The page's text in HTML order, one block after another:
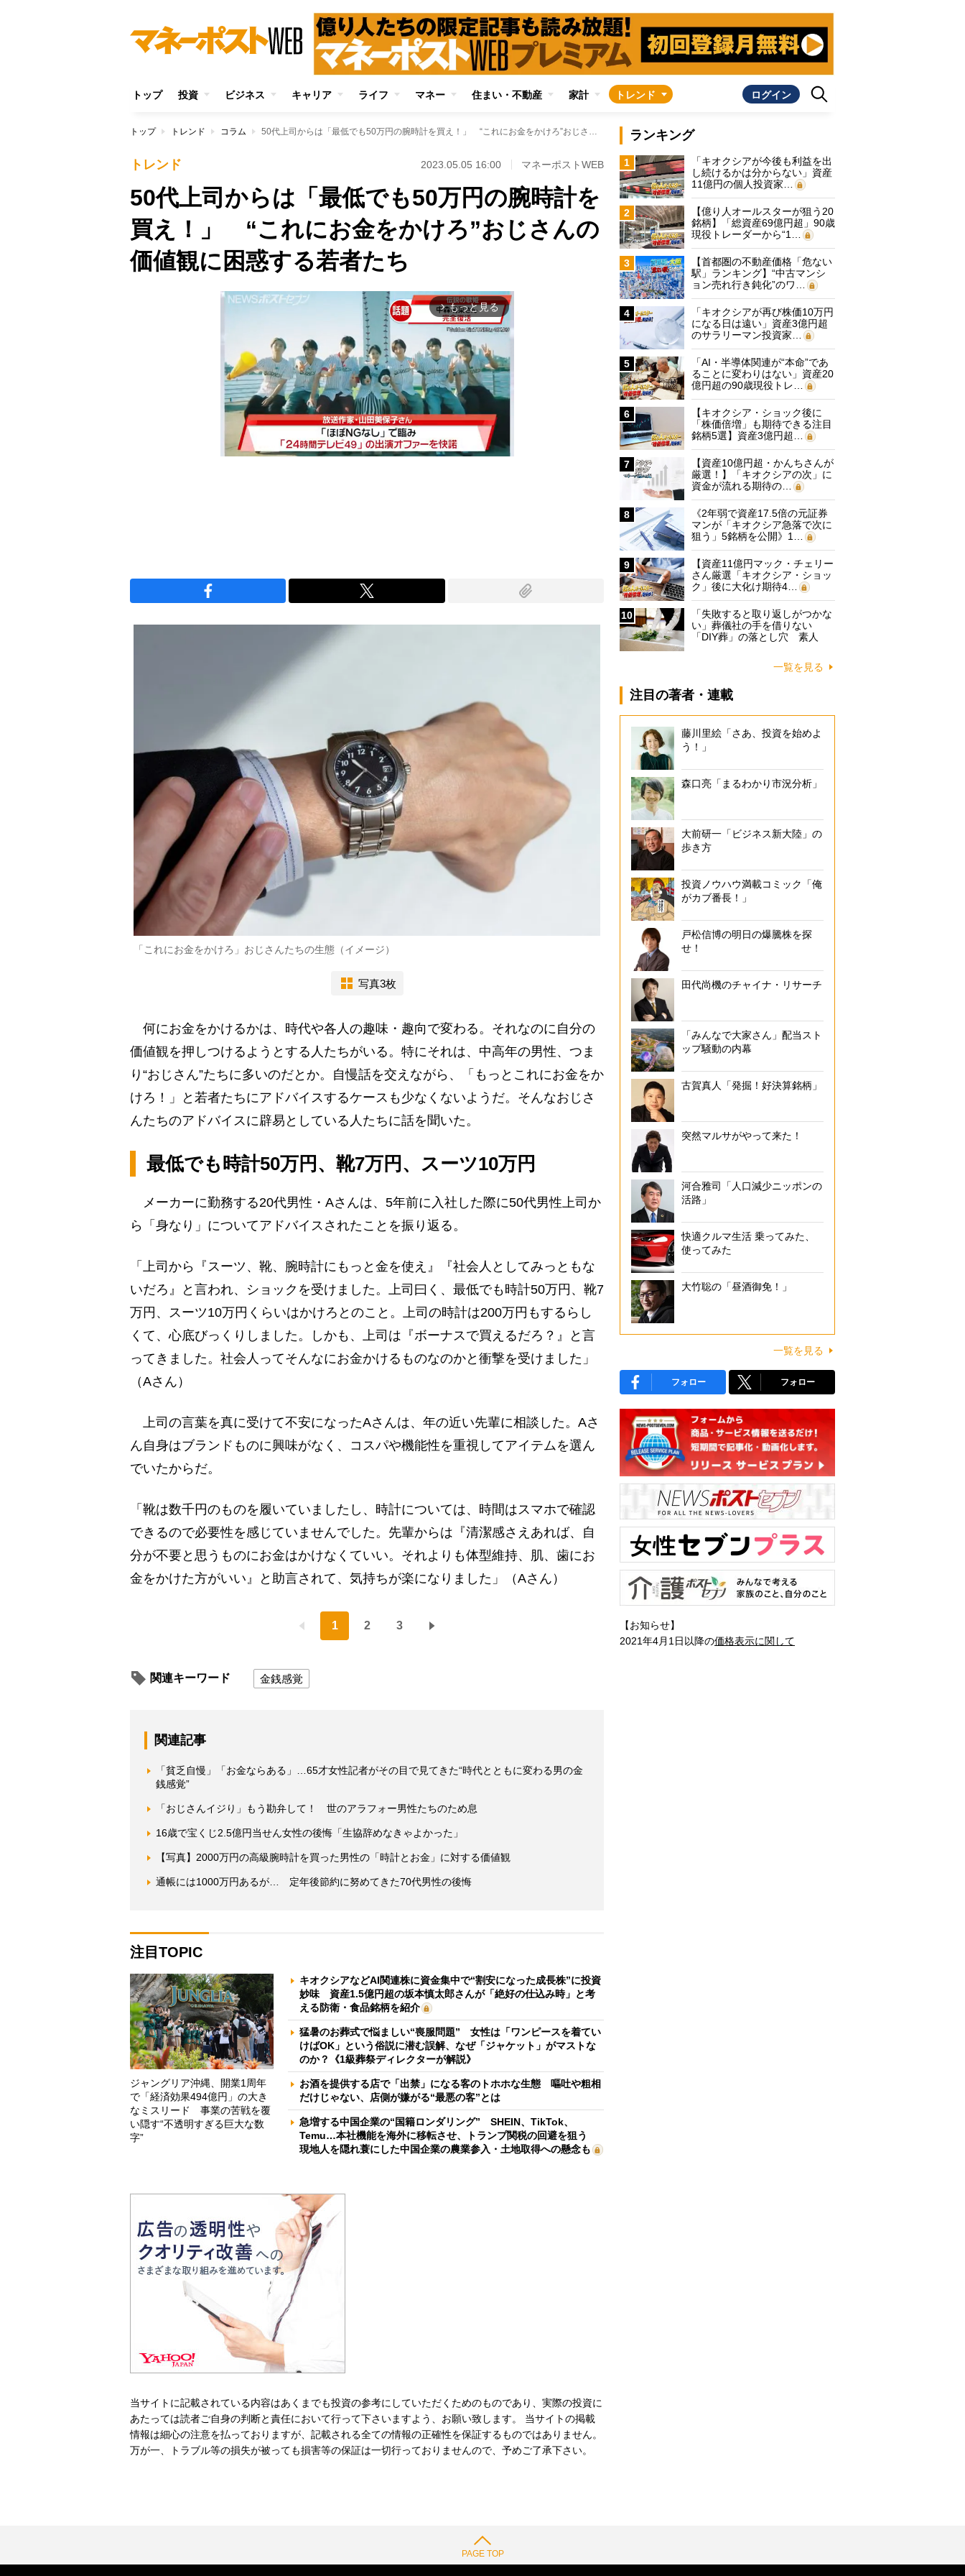
トップ 投資 ビジネス キャリア ライフ マネー 住まい・不動産 家計 トレンド ログイン
トップ トレンド コラム 50代上司からは「最低でも50万円の腕時計を買え！」 “これにお金をかけろ”おじさんの価値観に困惑する若者たち
トレンド 2023.05.05 16:00 マネーポストWEB
50代上司からは「最低でも50万円の腕時計を
買え！」 “これにお金をかけろ”おじさんの
価値観に困惑する若者たち
arrow_forward_ios もっと見る
「これにお金をかけろ」おじさんたちの生態（イメージ）
写真3枚
何にお金をかけるかは、時代や各人の趣味・趣向で変わる。それなのに自分の
価値観を押しつけるようとする人たちがいる。特にそれは、中高年の男性、つま
り“おじさん”たちに多いのだとか。自慢話を交えながら、「もっとこれにお金をか
けろ！」と若者たちにアドバイスするケースも少なくないようだ。そんなおじさ
んたちのアドバイスに辟易としている人たちに話を聞いた。
最低でも時計50万円、靴7万円、スーツ10万円
メーカーに勤務する20代男性・Aさんは、5年前に入社した際に50代男性上司か
ら「身なり」についてアドバイスされたことを振り返る。
「上司から『スーツ、靴、腕時計にもっと金を使え』『社会人としてみっともな
いだろ』と言われ、ショックを受けました。上司曰く、最低でも時計50万円、靴7
万円、スーツ10万円くらいはかけろとのこと。上司の時計は200万円もするらし
くて、心底びっくりしました。しかも、上司は『ボーナスで買えるだろ？』と言
ってきました。社会人ってそんなにお金かけるものなのかと衝撃を受けました」
（Aさん）
上司の言葉を真に受けて不安になったAさんは、年の近い先輩に相談した。Aさ
ん自身はブランドものに興味がなく、コスパや機能性を重視してアイテムを選ん
でいたからだ。
「靴は数千円のものを履いていましたし、時計については、時間はスマホで確認
できるので必要性を感じていませんでした。先輩からは『清潔感さえあれば、自
分が不要と思うものにお金はかけなくていい。それよりも体型維持、肌、歯にお
金をかけた方がいい』と助言されて、気持ちが楽になりました」（Aさん）
1 2 3
関連キーワード 金銭感覚
関連記事
「貧乏自慢」「お金ならある」…65才女性記者がその目で見てきた“時代とともに変わる男の金
銭感覚”
「おじさんイジり」もう勘弁して！ 世のアラフォー男性たちのため息
16歳で宝くじ2.5億円当せん女性の後悔「生協辞めなきゃよかった」
【写真】2000万円の高級腕時計を買った男性の「時計とお金」に対する価値観
通帳には1000万円あるが… 定年後節約に努めてきた70代男性の後悔
注目TOPIC
ジャングリア沖縄、開業1周年
で「経済効果494億円」の大き
なミスリード 事業の苦戦を覆
い隠す“不透明すぎる巨大な数
字”
キオクシアなどAI関連株に資金集中で“割安になった成長株”に投資
妙味 資産1.5億円超の坂本慎太郎さんが「絶好の仕込み時」と考
える防衛・食品銘柄を紹介
猛暑のお葬式で悩ましい“喪服問題” 女性は「ワンピースを着てい
けばOK」という俗説に潜む誤解、なぜ「ジャケット」がマストな
のか？《1級葬祭ディレクターが解説》
お酒を提供する店で「出禁」になる客のトホホな生態 嘔吐や粗相
だけじゃない、店側が嫌がる“最悪の客”とは
急増する中国企業の“国籍ロンダリング” SHEIN、TikTok、
Temu…本社機能を海外に移転させ、トランプ関税の回避を狙う
現地人を隠れ蓑にした中国企業の農業参入・土地取得への懸念も
当サイトに記載されている内容はあくまでも投資の参考にしていただくためのものであり、実際の投資に
あたっては読者ご自身の判断と責任において行って下さいますよう、お願い致します。 当サイトの掲載
情報は細心の注意を払っておりますが、記載される全ての情報の正確性を保証するものではありません。
万が一、トラブル等の損失が被っても損害等の保証は一切行っておりませんので、予めご了承下さい。
ランキング
1
「キオクシアが今後も利益を出
し続けるかは分からない」資産
11億円の個人投資家…
2
【億り人オールスターが狙う20
銘柄】「総資産69億円超」90歳
現役トレーダーから“1…
3
【首都圏の不動産価格「危ない
駅」ランキング】“中古マンシ
ョン売れ行き鈍化”のワ…
4
「キオクシアが再び株価10万円
になる日は遠い」資産3億円超
のサラリーマン投資家…
5
「AI・半導体関連が“本命”であ
ることに変わりはない」資産20
億円超の90歳現役トレ…
6
【キオクシア・ショック後に
「株価倍増」も期待できる注目
銘柄5選】資産3億円超…
7
【資産10億円超・かんちさんが
厳選！】「キオクシアの次」に
資金が流れる期待の…
8
《2年弱で資産17.5倍の元証券
マンが「キオクシア急落で次に
狙う」5銘柄を公開》1…
9
【資産11億円マック・チェリー
さん厳選「キオクシア・ショッ
ク」後に大化け期待4…
10
「失敗すると取り返しがつかな
い」葬儀社の手を借りない
「DIY葬」の落とし穴 素人
一覧を見る
注目の著者・連載
藤川里絵「さあ、投資を始めよ
う！」
森口亮「まるわかり市況分析」
大前研一「ビジネス新大陸」の
歩き方
投資ノウハウ満載コミック「俺
がカブ番長！」
戸松信博の明日の爆騰株を探
せ！
田代尚機のチャイナ・リサーチ
「みんなで大家さん」配当スト
ップ騒動の内幕
古賀真人「発掘！好決算銘柄」
突然マルサがやって来た！
河合雅司「人口減少ニッポンの
活路」
快適クルマ生活 乗ってみた、
使ってみた
大竹聡の「昼酒御免！」
一覧を見る
フォロー フォロー
【お知らせ】
2021年4月1日以降の価格表示に関して
PAGE TOP